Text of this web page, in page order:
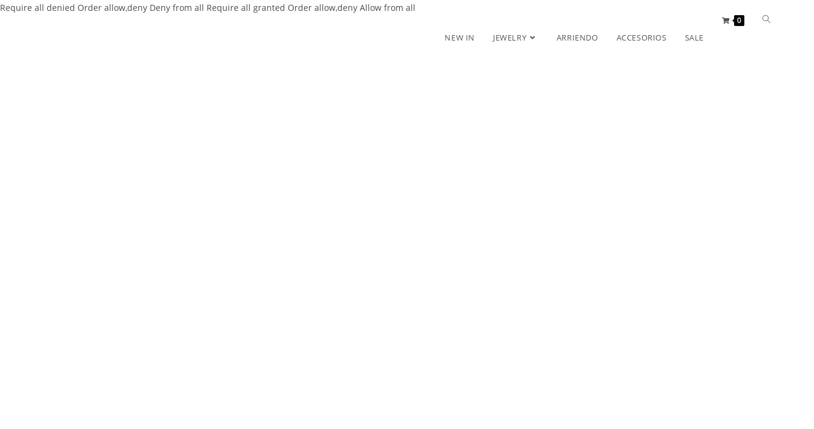
Require all denied Order allow,deny Deny from all Require all granted Order allow,deny Allow from all
NEW IN JEWELRY ARRIENDO ACCESORIOS SALE
0